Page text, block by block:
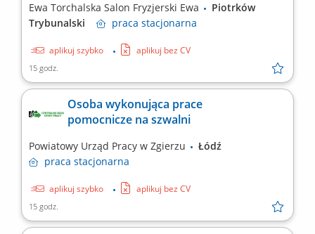
Ewa Torchalska Salon Fryzjerski Ewa
Piotrków
Trybunalski
praca stacjonarna
aplikuj szybko aplikuj bez CV
15 godz.
Osoba wykonująca prace
pomocnicze na szwalni
Powiatowy Urząd Pracy w Zgierzu
Łódź
praca stacjonarna
aplikuj szybko aplikuj bez CV
15 godz.